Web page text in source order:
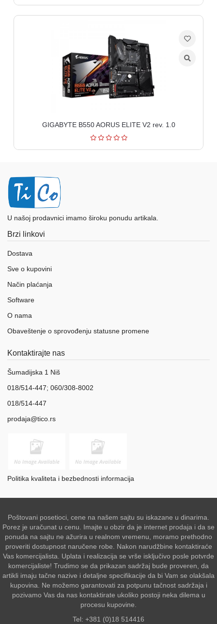
GIGABYTE B550 AORUS ELITE V2 rev. 1.0
U našoj prodavnici imamo široku ponudu artikala.
Brzi linkovi
Dostava
Sve o kupovini
Način plaćanja
Software
O nama
Obaveštenje o sprovođenju statusne promene
Kontaktirajte nas
Šumadijska 1 Niš
018/514-447; 060/308-8002
018/514-447
prodaja@tico.rs
Politika kvaliteta i bezbednosti informacija
Poštovani posetioci, cene na našem sajtu su iskazane u dinarima.
Porez je uračunat u cenu. Imajte u obzir da je internet prodaja i da se
ponuda na sajtu ne ažurira u realnom vremenu, moramo prethodno
proveriti dostupnost naručene robe. Nakon narudžbine kontaktiraće
Vas komercijalista. Uplata i realizacija se vrše isključivo posle potvrde
komercijaliste! Trudimo se da prikazan sadržaj bude proveren, da
artikli imaju tačne nazive i detaljne specifikacije da bi Vam se olakšala
kupovina. Ne možemo garantovati za potpunu tačnost sadržaja i
pozivamo Vas da nas kontaktirate ukoliko postoji neka dilema u
procesu kupovine.
Tel: +381 (0)18 514416